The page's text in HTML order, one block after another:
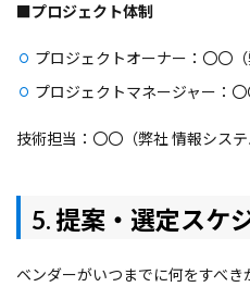
■プロジェクト体制
プロジェクトオーナー：〇〇（
プロジェクトマネージャー：〇
技術担当：〇〇（弊社 情報シス
5. 提案・選定スケ
ベンダーがいつまでに何をすべき